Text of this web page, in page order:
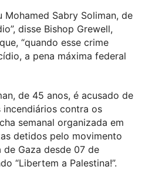
Mohamed Sabry Soliman, de
disse Bishop Grewell,
“quando esse crime
a pena máxima federal
de 45 anos, é acusado de
contra os
semanal organizada em
detidos pelo movimento
de Gaza desde 07 de
“Libertem a Palestina!”.